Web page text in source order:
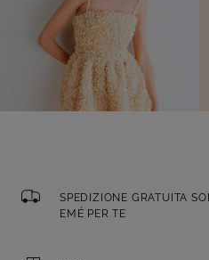
SPEDIZIONE GRATUITA
EMÉ PER TE